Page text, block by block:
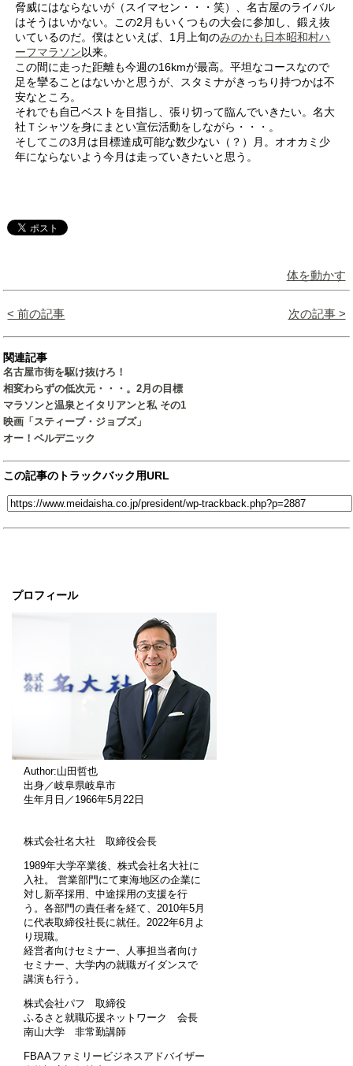
プロフィール
Author:山田哲也
出身／岐阜県岐阜市
生年月日／1966年5月22日
株式会社名大社 取締役会長
1989年大学卒業後、株式会社名大社に
入社。 営業部門にて東海地区の企業に
対し新卒採用、中途採用の支援を行
う。各部門の責任者を経て、2010年5月
に代表取締役社長に就任。2022年6月よ
り現職。
経営者向けセミナー、人事担当者向け
セミナー、大学内の就職ガイダンスで
講演も行う。
株式会社パフ 取締役
ふるさと就職応援ネットワーク 会長
南山大学 非常勤講師
FBAAファミリービジネスアドバイザー
脅威にはならないが（スイマセン・・・笑）、名古屋のライバル
はそうはいかない。この2月もいくつもの大会に参加し、鍛え抜
いているのだ。僕はといえば、1月上旬のみのかも日本昭和村ハ
ーフマラソン以来。
この間に走った距離も今週の16kmが最高。平坦なコースなので
足を攣ることはないかと思うが、スタミナがきっちり持つかは不
安なところ。
それでも自己ベストを目指し、張り切って臨んでいきたい。名大
社Ｔシャツを身にまとい宣伝活動をしながら・・・。
そしてこの3月は目標達成可能な数少ない（？）月。オオカミ少
年にならないよう今月は走っていきたいと思う。
体を動かす
< 前の記事 次の記事 >
関連記事
名古屋市街を駆け抜けろ！
相変わらずの低次元・・・。2月の目標
マラソンと温泉とイタリアンと私 その1
映画「スティーブ・ジョブズ」
オー！ベルデニック
この記事のトラックバック用URL